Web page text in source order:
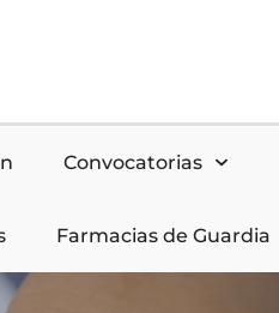
Convocatorias
Farmacias de Guardia